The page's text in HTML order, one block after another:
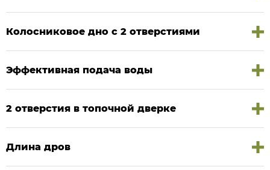
Колосниковое дно с 2 отверстиями
Эффективная подача воды
2 отверстия в топочной дверке
Длина дров